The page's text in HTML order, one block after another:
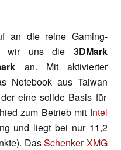
an die reine Gaming-
wir uns die 3DMark
an. Mit aktivierter
Notebook aus Taiwan
eine solide Basis für
zum Betrieb mit Intel
und liegt bei nur 11,2
DasSchenker XMG